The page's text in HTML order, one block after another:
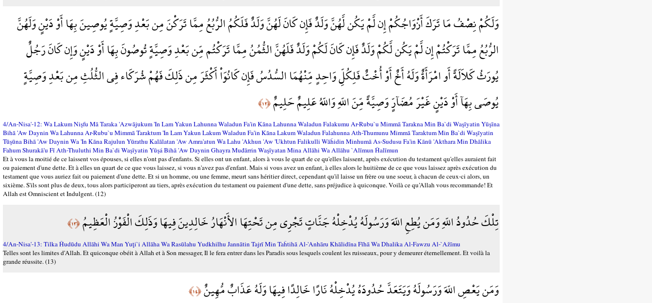
وَلَكُمْ نِصْفُ مَا تَرَكَ أَزْوَاجُكُمْ إِن لَّمْ يَكُن لَّهُنَّ وَلَدٌ فَإِن كَانَ لَهُنَّ وَلَدٌ فَلَكُمُ الرُّبُعُ مِمَّا تَرَكْنَ مِن بَعْدِ وَصِيَّةٍ يُوصِينَ بِهَا أَوْ دَيْنٍ وَلَهُنَّ
الرُّبُعُ مِمَّا تَرَكْتُمْ إِن لَّمْ يَكُن لَّكُمْ وَلَدٌ فَإِن كَانَ لَكُمْ وَلَدٌ فَلَهُنَّ الثُّمُنُ مِمَّا تَرَكْتُم مِّن بَعْدِ وَصِيَّةٍ تُوصُونَ بِهَا أَوْ دَيْنٍ وَإِن كَانَ رَجُلٌ
يُورَثُ كَلاَلَةً أَو امْرَأَةٌ وَلَهُ أَخٌ أَوْ أُخْتٌ فَلِكُلِّ وَاحِدٍ مِّنْهُمَا السُّدُسُ فَإِن كَانُوَاْ أَكْثَرَ مِن ذَلِكَ فَهُمْ شُرَكَاء فِي الثُّلُثِ مِن بَعْدِ وَصِيَّةٍ
يُوصَى بِهَآ أَوْ دَيْنٍ غَيْرَ مُضَآرٍّ وَصِيَّةً مِّنَ اللّهِ وَاللّهُ عَلِيمٌ حَلِيمٌ﴿١٢﴾
4/An-Nisa'-12: Wa Lakum Nişfu Mā Taraka 'Azwājukum 'In Lam Yakun Lahunna Waladun Fa'in Kāna Lahunna Waladun Falakumu Ar-Rubu`u Mimmā Tarakna Min Ba`di Waşīyatin Yūşīna
Bihā 'Aw Daynin Wa Lahunna Ar-Rubu`u Mimmā Taraktum 'In Lam Yakun Lakum Waladun Fa'in Kāna Lakum Waladun Falahunna Ath-Thumunu Mimmā Taraktum Min Ba`di Waşīyatin
Tūşūna Bihā 'Aw Daynin Wa 'In Kāna Rajulun Yūrathu Kalālatan 'Aw Amra'atun Wa Lahu 'Akhun 'Aw 'Ukhtun Falikulli Wāĥidin Minhumā As-Sudusu Fa'in Kānū 'Akthara Min Dhālika
Fahum Shurakā'u Fī Ath-Thuluthi Min Ba`di Waşīyatin Yūşá Bihā 'Aw Daynin Ghayra Muđārrin Waşīyatan Mina Allāhi Wa Allāhu `Alīmun Ĥalīmun
Et à vous la moitié de ce laissent vos épouses, si elles n'ont pas d'enfants. Si elles ont un enfant, alors à vous le quart de ce qu'elles laissent, après exécution du testament qu'elles auraient fait
ou paiement d'une dette. Et à elles un quart de ce que vous laissez, si vous n'avez pas d'enfant. Mais si vous avez un enfant, à elles alors le huitième de ce que vous laissez après exécution du
testament que vous auriez fait ou paiement d'une dette. Et si un homme, ou une femme, meurt sans héritier direct, cependant qu'il laisse un frère ou une soeur, à chacun de ceux-ci alors, un
sixième. S'ils sont plus de deux, tous alors participeront au tiers, après exécution du testament ou paiement d'une dette, sans préjudice à quiconque. Voilà ce qu’Allah vous recommande! Et
Allah est Omniscient et Indulgent. (12)
تِلْكَ حُدُودُ اللّهِ وَمَن يُطِعِ اللّهَ وَرَسُولَهُ يُدْخِلْهُ جَنَّاتٍ تَجْرِي مِن تَحْتِهَا الأَنْهَارُ خَالِدِينَ فِيهَا وَذَلِكَ الْفَوْزُ الْعَظِيمُ﴿١٣﴾
4/An-Nisa'-13: Tilka Ĥudūdu Allāhi Wa Man Yuţi`i Allāha Wa Rasūlahu Yudkhilhu Jannātin Tajrī Min Taĥtihā Al-'Anhāru Khālidīna Fīhā Wa Dhalika Al-Fawzu Al-`Ažīmu
Telles sont les limites d'Allah. Et quiconque obéit à Allah et à Son messager, Il le fera entrer dans les Paradis sous lesquels coulent les ruisseaux, pour y demeurer éternellement. Et voilà la
grande réussite. (13)
وَمَن يَعْصِ اللّهَ وَرَسُولَهُ وَيَتَعَدَّ حُدُودَهُ يُدْخِلْهُ نَارًا خَالِدًا فِيهَا وَلَهُ عَذَابٌ مُّهِينٌ﴿١٤﴾